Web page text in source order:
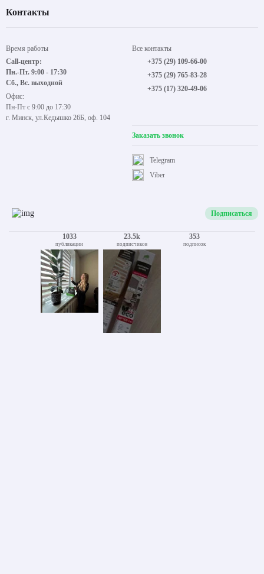
Контакты
Время работы
Call-центр:
Пн.-Пт. 9:00 - 17:30
Сб., Вс. выходной
Офис:
Пн-Пт с 9:00 до 17:30
г. Минск, ул.Кедышко 26Б, оф. 104
Все контакты
+375 (29) 109-66-00
+375 (29) 765-83-28
+375 (17) 320-49-06
Заказать звонок
Viber
Telegram
Подписаться
1033
публикации
23.5k
подписчиков
353
подписок